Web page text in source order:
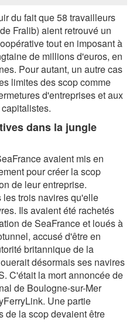
du fait que 58 travailleurs
Fralib) aient retrouvé un
tout en imposant à
de millions d'euros, en
Pour autant, un autre cas
limites des scop comme
d'entreprises et aux
dans la jungle
avaient mis en
pour créer la scop
de leur entreprise.
trois navires qu'elle
Ils avaient été rachetés
de SeaFrance et loués à
accusé d'être en
britannique de la
désormais ses navires
C'était la mort annoncée de
de Boulogne-sur-Mer
Une partie
de la scop devaient être